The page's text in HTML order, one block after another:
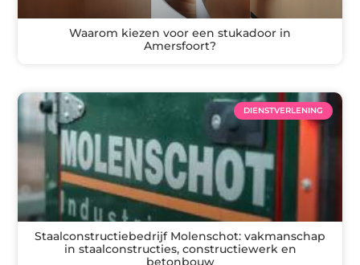
Waarom kiezen voor een stukadoor in
Amersfoort?
DIENSTVERLENING
Staalconstructiebedrijf Molenschot: vakmanschap
in staalconstructies, constructiewerk en
betonbouw